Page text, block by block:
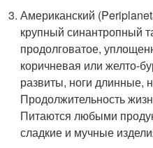
Американский
крупный синантропный
продолговатое,
коричневая или желто-
развиты, ноги длинные,
Продолжительность
Питаются любыми
сладкие и мучные